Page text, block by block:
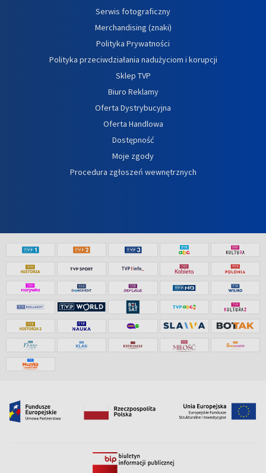
Serwis fotograficzny
Merchandising (znaki)
Polityka Prywatności
Polityka przeciwdziałania nadużyciom i korupcji
Sklep TVP
Biuro Reklamy
Oferta Dystrybucyjna
Oferta Handlowa
Dostępność
Moje zgody
Procedura zgłoszeń wewnętrznych